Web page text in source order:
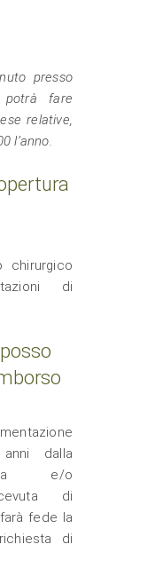
presso
fare
relative,
l’anno.
chirurgico
di
dalla
e/o
di
fede la
di